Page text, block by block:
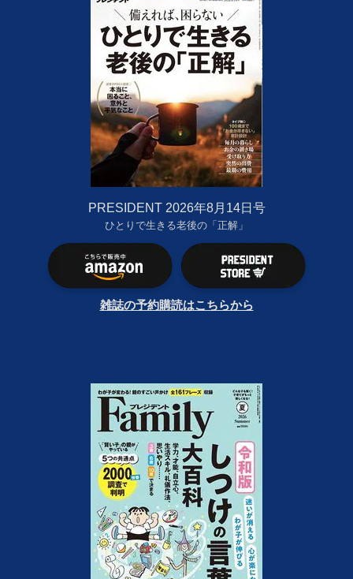
PRESIDENT 2026年8月14日号
ひとりで生きる老後の「正解」
雑誌の予約購読はこちらから